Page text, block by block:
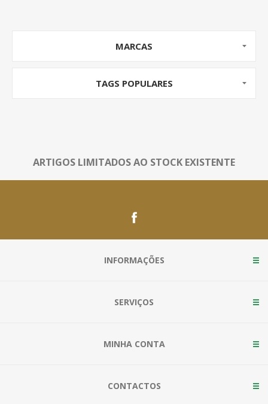
MARCAS
TAGS POPULARES
ARTIGOS LIMITADOS AO STOCK EXISTENTE
INFORMAÇÕES
SERVIÇOS
MINHA CONTA
CONTACTOS